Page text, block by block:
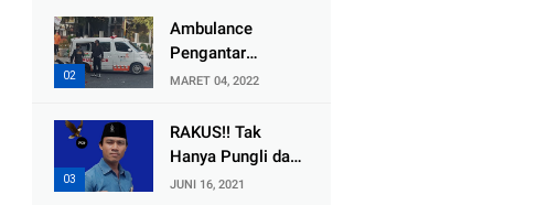
Ambulance
Pengantar
Jenazah Kepala
Mengalami
Kecelakaan
MARET 04, 2022
RAKUS!! Tak
Hanya Pungli dan
Dana Bedah
JUNI 16, 2021